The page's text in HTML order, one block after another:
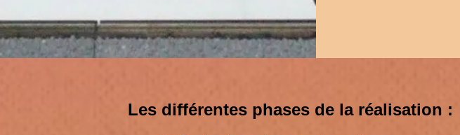
Les différentes phases de la réalisation :